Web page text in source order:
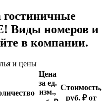
Виды номеров и
в компании.
и цены
Цена
за ед.
изм.,
Стоимость,
руб. ₽ от